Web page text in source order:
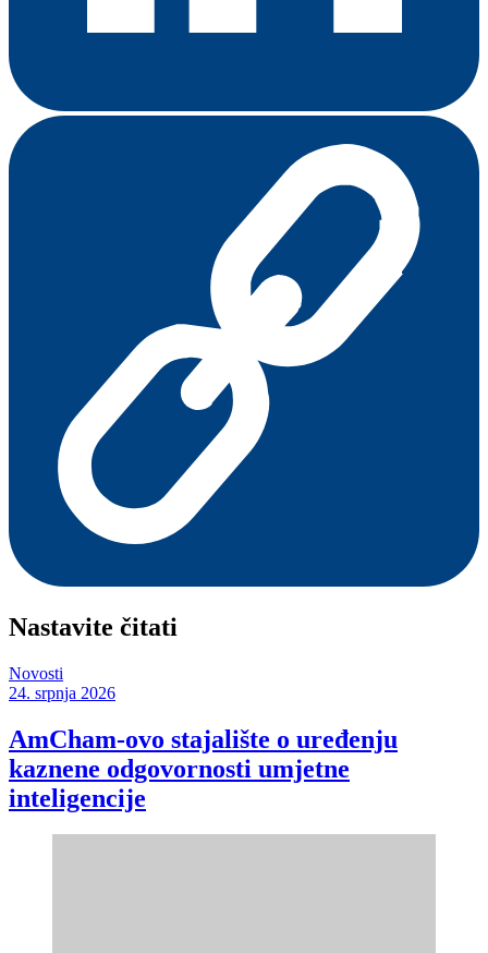
Nastavite čitati
Novosti
24. srpnja 2026
AmCham-ovo stajalište o uređenju
kaznene odgovornosti umjetne
inteligencije